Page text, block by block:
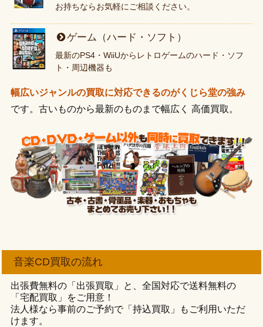
お持ちならお気軽にご相談ください。
ゲーム（ハード・ソフト）
最新のPS4・WiiUからレトロゲームのハード・ソフ
ト・周辺機器も
幅広いジャンルの買取に対応できるのがくじら堂の強み
です。古いものから最新のものまで幅広く 高価買取。
音楽CD買取の流れ
出張費無料の「出張買取」と、全国対応で送料無料の
「宅配買取」をご用意！
法人様なら事前のご予約で「持込買取」もご利用いただ
けます。